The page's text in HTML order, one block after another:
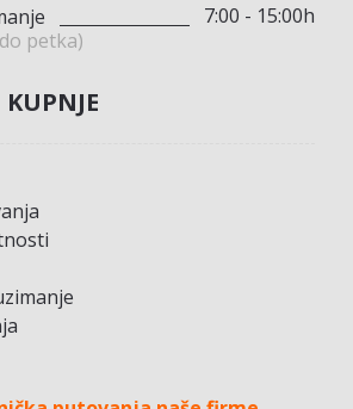
petka)
7:00 - 15:00h